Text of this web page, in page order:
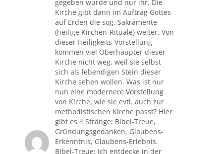
gegeben wurde und nur ihr. Die
Kirche gibt dann im Auftrag Gottes
auf Erden die sog. Sakramente
(heilige Kirchen-Rituale) weiter. Von
dieser Heiligkeits-Vorstellung
kommen viel Oberhäupter dieser
Kirche nicht weg, weil sie selbst
sich als lebendigen Stein dieser
Kirche sehen wollen. Was ist nur
nun eine modernere Vorstellung
von Kirche, wie sie evtl. auch zur
methodistischen Kirche passt? Hier
gibt es 4 Stränge: Bibel-Treue,
Gründungsgedanken, Glaubens-
Erkenntnis, Glaubens-Erlebnis.
Bibel-Treue: Ich entdecke in der